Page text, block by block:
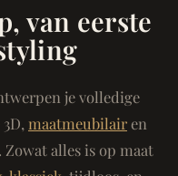
van eerste
je volledige
maatmeubilairen
alles is op maat